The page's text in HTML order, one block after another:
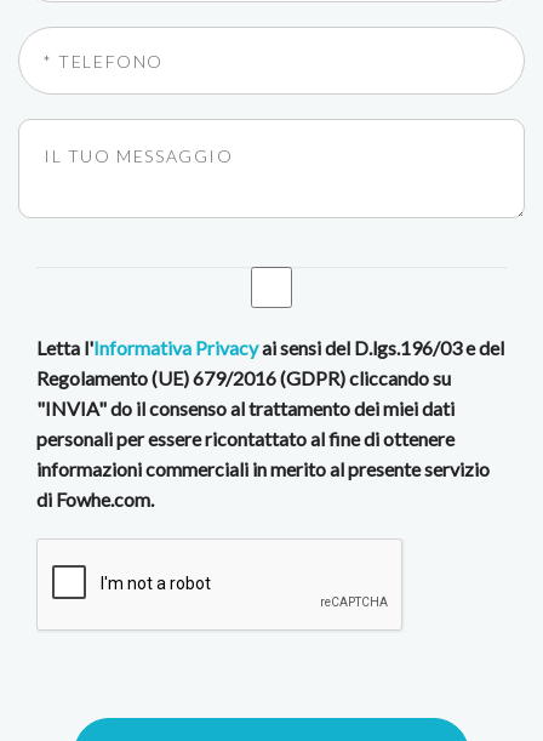
Letta l'Informativa Privacyai sensi del D.lgs.196/03 e del
Regolamento (UE) 679/2016 (GDPR) cliccando su
"INVIA" do il consenso al trattamento dei miei dati
personali per essere ricontattato al fine di ottenere
informazioni commerciali in merito al presente servizio
di Fowhe.com.